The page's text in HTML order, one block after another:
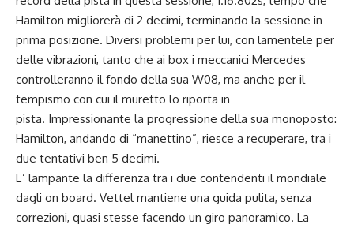
Hamilton migliorerà di 2 decimi, terminando la sessione in
prima posizione. Diversi problemi per lui, con lamentele per
delle vibrazioni, tanto che ai box i meccanici Mercedes
controlleranno il fondo della sua W08, ma anche per il
tempismo con cui il muretto lo riporta in
pista. Impressionante la progressione della sua monoposto:
Hamilton, andando di “manettino”, riesce a recuperare, tra i
due tentativi ben 5 decimi.
E’ lampante la differenza tra i due contendenti il mondiale
dagli on board. Vettel mantiene una guida pulita, senza
correzioni, quasi stesse facendo un giro panoramico. La